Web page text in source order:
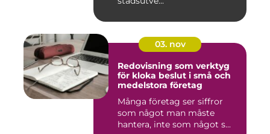
03. nov
Redovisning som verktyg
för kloka beslut i små och
medelstora företag
Många företag ser siffror
som något man måste
hantera, inte som något s...